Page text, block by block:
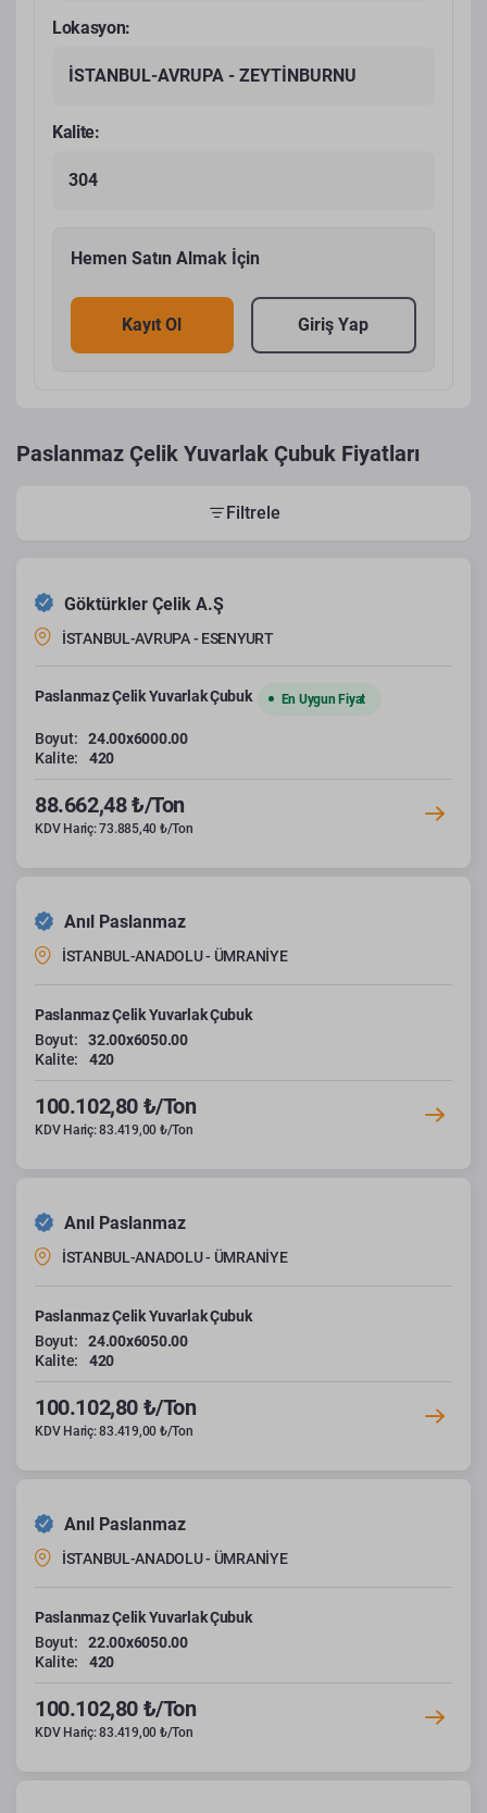
Lokasyon:
İSTANBUL-AVRUPA - ZEYTİNBURNU
Kalite:
304
Hemen Satın Almak İçin
Kayıt Ol Giriş Yap
Paslanmaz Çelik Yuvarlak Çubuk Fiyatları
Filtrele
Göktürkler Çelik A.Ş
İSTANBUL-AVRUPA - ESENYURT
Paslanmaz Çelik Yuvarlak Çubuk En Uygun Fiyat
Boyut:
24.00x6000.00
Kalite:
420
88.662,48 ₺/Ton
KDV Hariç: 73.885,40 ₺/Ton
Anıl Paslanmaz
İSTANBUL-ANADOLU - ÜMRANİYE
Paslanmaz Çelik Yuvarlak Çubuk
Boyut:
32.00x6050.00
Kalite:
420
100.102,80 ₺/Ton
KDV Hariç: 83.419,00 ₺/Ton
Anıl Paslanmaz
İSTANBUL-ANADOLU - ÜMRANİYE
Paslanmaz Çelik Yuvarlak Çubuk
Boyut:
24.00x6050.00
Kalite:
420
100.102,80 ₺/Ton
KDV Hariç: 83.419,00 ₺/Ton
Anıl Paslanmaz
İSTANBUL-ANADOLU - ÜMRANİYE
Paslanmaz Çelik Yuvarlak Çubuk
Boyut:
22.00x6050.00
Kalite:
420
100.102,80 ₺/Ton
KDV Hariç: 83.419,00 ₺/Ton